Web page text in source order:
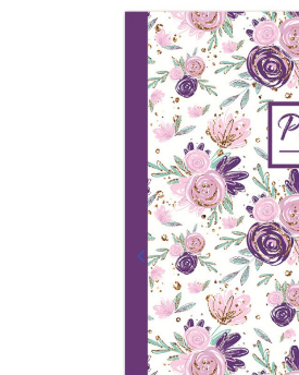
Ankstesnis
keyboard_arrow_left